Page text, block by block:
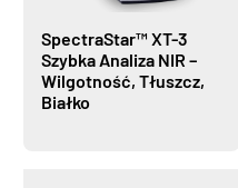
SpectraStar™ XT-3
Szybka Analiza NIR –
Wilgotność, Tłuszcz,
Białko